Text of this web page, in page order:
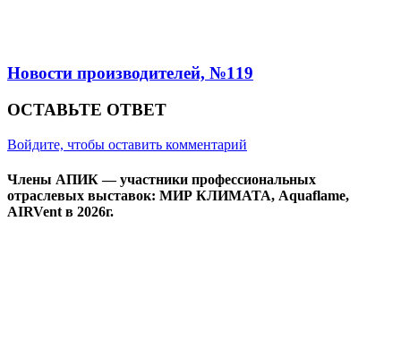
Новости производителей, №119
ОСТАВЬТЕ ОТВЕТ
Войдите, чтобы оставить комментарий
Члены АПИК — участники профессиональных
отраслевых выставок: МИР КЛИМАТА, Aquaflame,
AIRVent в 2026г.